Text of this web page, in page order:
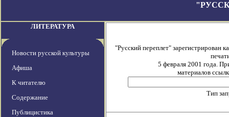
ЛИТЕРАТУРА
Новости русской культуры
Афиша
К читателю
Содержание
Публицистика
"Русский переплет" зарегистрирован
5 февраля 2001 года.
материалов
Тип